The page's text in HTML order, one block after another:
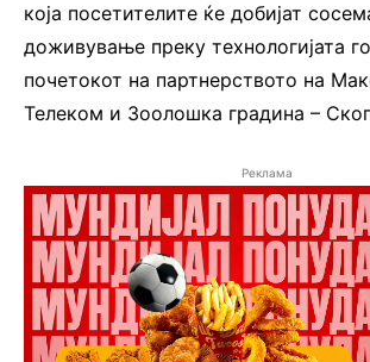
која посетителите ќе добијат
доживување преку технологијата
почетокот на партнерството на
Телеком и Зоолошка градина –
Реклама